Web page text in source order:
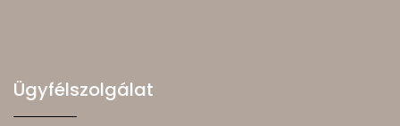
Ügyfélszolgálat